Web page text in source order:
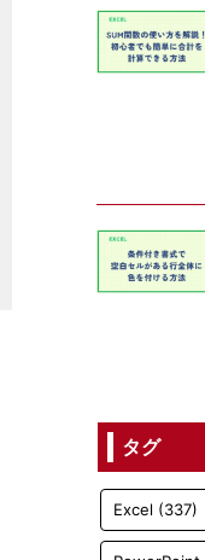
タグ
Excel (337)